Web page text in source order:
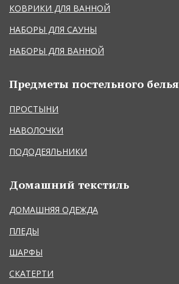
КОВРИКИ ДЛЯ ВАННОЙ
НАБОРЫ ДЛЯ САУНЫ
НАБОРЫ ДЛЯ ВАННОЙ
Предметы постельного белья
ПРОСТЫНИ
НАВОЛОЧКИ
ПОДОДЕЯЛЬНИКИ
Домашний текстиль
ДОМАШНЯЯ ОДЕЖДА
ПЛЕДЫ
ШАРФЫ
СКАТЕРТИ